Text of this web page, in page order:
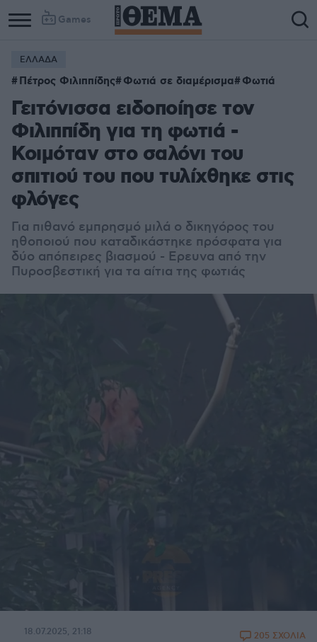
Games
ΕΛΛΑΔΑ
Πέτρος Φιλιππίδης Φωτιά σε διαμέρισμα Φωτιά
Γειτόνισσα ειδοποίησε τον
Φιλιππίδη για τη φωτιά -
Κοιμόταν στο σαλόνι του
σπιτιού του που τυλίχθηκε στις
φλόγες
Για πιθανό εμπρησμό μιλά ο δικηγόρος του
ηθοποιού που καταδικάστηκε πρόσφατα για
δύο απόπειρες βιασμού - Ερευνα από την
Πυροσβεστική για τα αίτια της φωτιάς
18.07.2025, 21:18 205 ΣΧΟΛΙΑ